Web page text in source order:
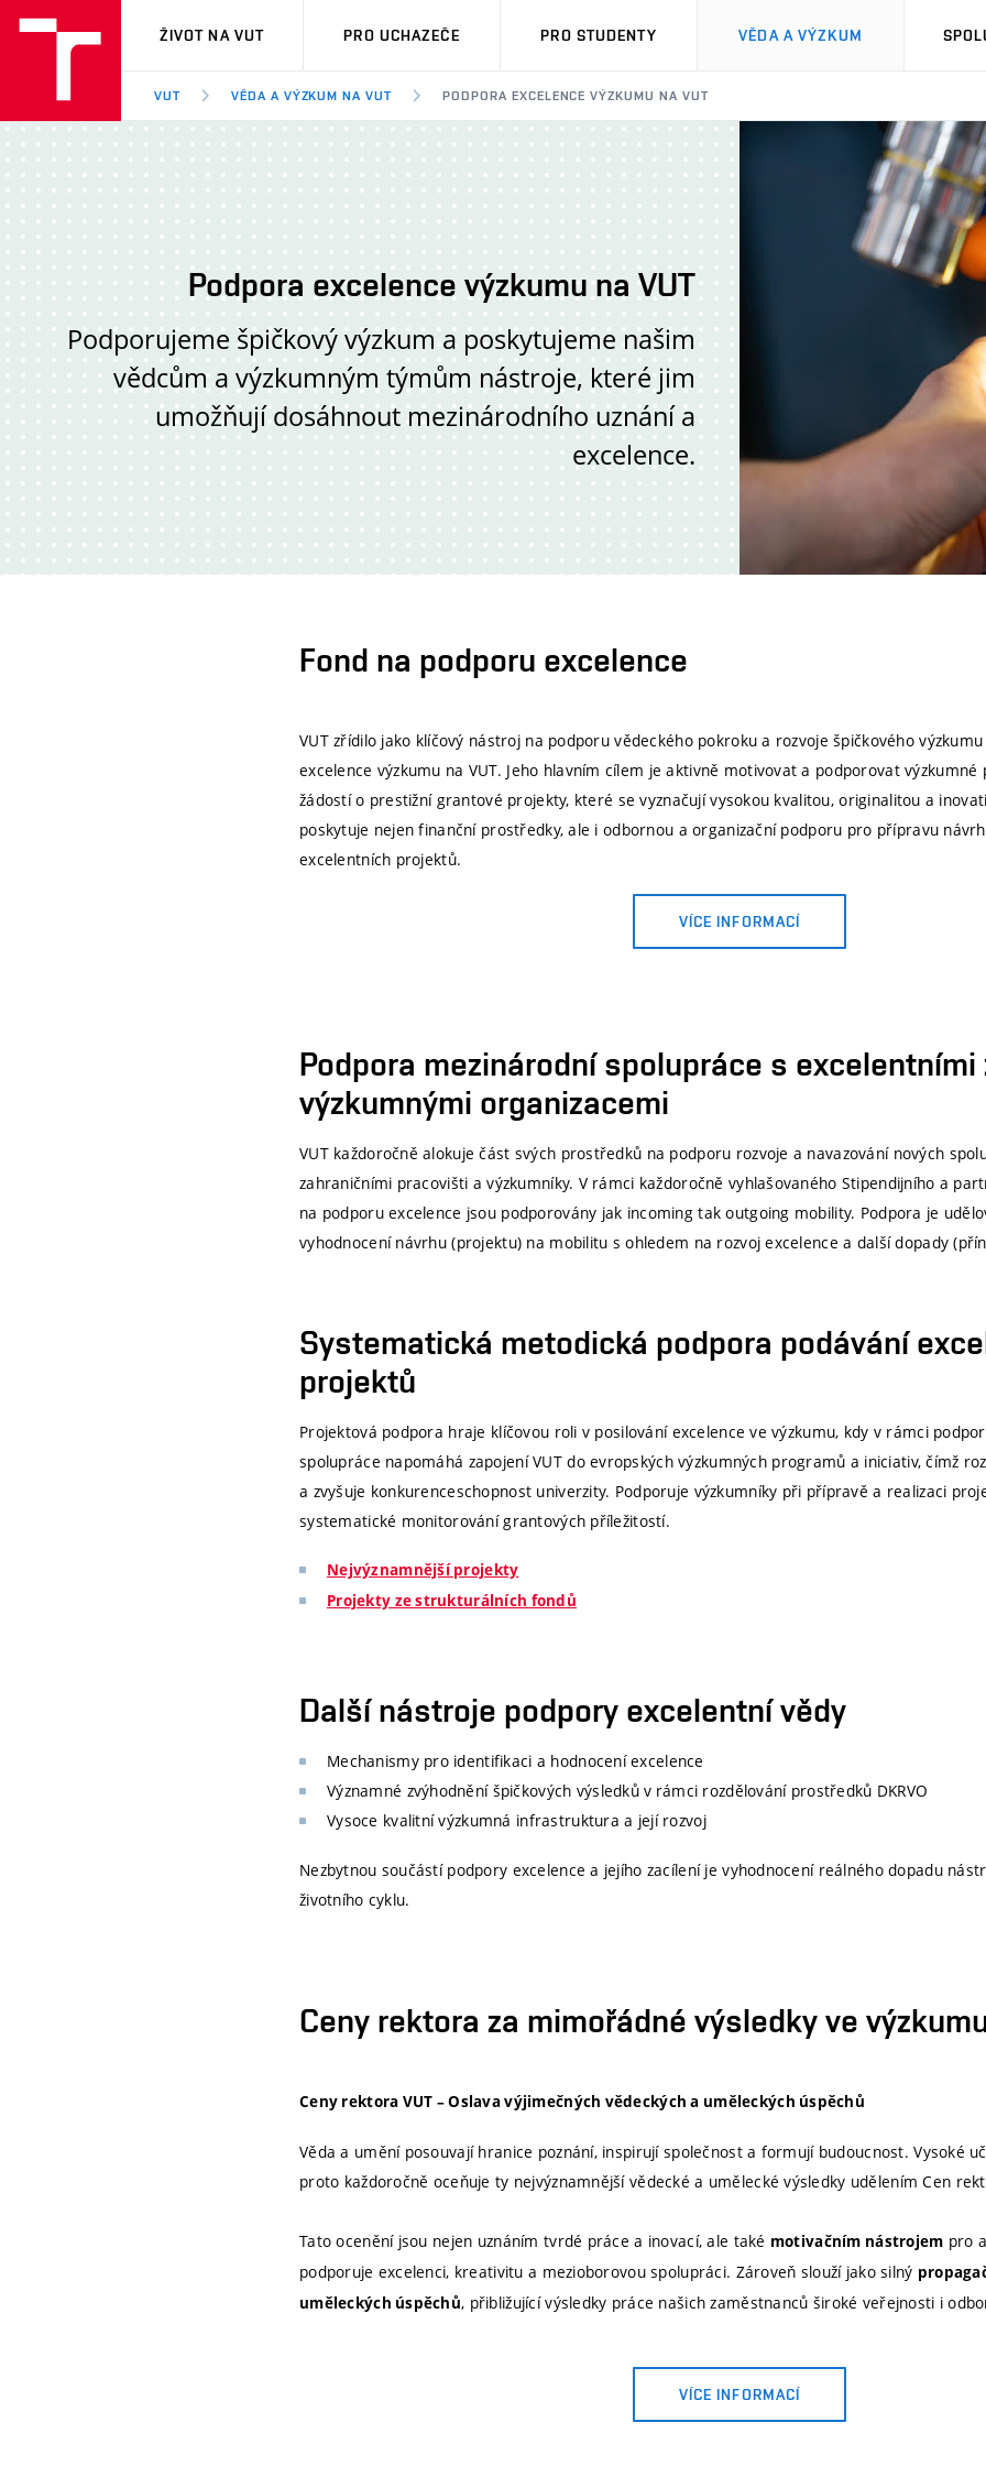
VUT
ŽIVOT NA VUT PRO UCHAZEČE PRO STUDENTY VĚDA A VÝZKUM
VUT VĚDA A VÝZKUM NA VUT PODPORA EXCELENCE VÝZKUMU NA VUT
Podpora excelence výzkumu na VUT
Podporujeme špičkový výzkum a poskytujeme našim
vědcům a výzkumným týmům nástroje, které jim
umožňují dosáhnout mezinárodního uznání a
excelence.
Fond na podporu excelence
VUT zřídilo jako klíčový nástroj na podporu vědeckého pokroku a rozvoje špičkového
excelence výzkumu na VUT. Jeho hlavním cílem je aktivně motivovat a podporovat výzkumné
žádostí o prestižní grantové projekty, které se vyznačují vysokou kvalitou, originalitou a
poskytuje nejen finanční prostředky, ale i odbornou a organizační podporu pro přípravu
excelentních projektů.
VÍCE INFORMACÍ
Rozhodnutím č. 9/2024
, které specifikuje podmínky a pravidla pro žádosti o podporu. Fond
cílenou podporu výzkumným pracovníkům, kteří předkládají žádosti či realizují projekty
národních programů, jako jsou Evropská rada pro výzkum (ERC), vybrané programy Marie
(MSCA), programy EXPRO a JUNIOR STAR Grantové agentury České republiky (GA ČR),
Podpora je cílena na následující aktivity:
ERC, EXPRO, JUNIOR STAR nebo MSCA.
Náklady na přípravu pro druhé kolo hodnocení podaných žádostí ERC grantů
Stabilizace excelentních týmů na VUT
Podpora perspektivních výzkumných pracovníků– Zajištění kontinuity vědeckých
vědcům, jejichž žádosti do programů JUNIOR STAR a EXPRO získaly Seal of Excellence
další excelentní projekt.
náklady na výzkumnou infrastrukturu nebo na pokrytí osobních nákladů dalších členů
Dofinancování projektů DIOSCURI
Krytí povinného dofinancování– Pokrytí povinného spolufinancování projektu
Díky těmto opatřením vytváříme prostředí, které umožňuje našim vědcům soustředit se
přinášet inovativní výsledky s globálním dopadem.
Podpora mezinárodní spolupráce s
výzkumnými organizacemi
VUT každoročně alokuje část svých prostředků na podporu rozvoje a navazování nových
zahraničními pracovišti a výzkumníky. V rámci každoročně vyhlašovaného Stipendijního a
na podporu excelence jsou podporovány jak incoming tak outgoing mobility. Podpora je
vyhodnocení návrhu (projektu) na mobilitu s ohledem na rozvoj excelence a další dopady
Systematická metodická podpora podávání
projektů
Projektová podpora hraje klíčovou roli v posilování excelence ve výzkumu, kdy v rámci
spolupráce napomáhá zapojení VUT do evropských výzkumných programů a iniciativ, čímž
a zvyšuje konkurenceschopnost univerzity. Podporuje výzkumníky při přípravě a realizaci
systematické monitorování grantových příležitostí.
Nejvýznamnější projekty
Projekty ze strukturálních fondů
Další nástroje podpory excelentní vědy
Mechanismy pro identifikaci a hodnocení excelence
Významné zvýhodnění špičkových výsledků v rámci rozdělování prostředků DKRVO
Vysoce kvalitní výzkumná infrastruktura a její rozvoj
Nezbytnou součástí podpory excelence a jejího zacílení je vyhodnocení reálného dopadu
životního cyklu.
Ceny rektora za mimořádné výsledky ve
Ceny rektora VUT – Oslava výjimečných vědeckých a uměleckých úspěchů
Věda a umění posouvají hranice poznání, inspirují společnost a formují budoucnost. Vysoké
proto každoročně oceňuje ty nejvýznamnější vědecké a umělecké výsledky udělením Cen
Tato ocenění jsou nejen uznáním tvrdé práce a inovací, ale také motivačním nástrojem pro
podporuje excelenci, kreativitu a mezioborovou spolupráci. Zároveň slouží jako silný
uměleckých úspěchů, přibližující výsledky práce našich zaměstnanců široké veřejnosti i
VÍCE INFORMACÍ